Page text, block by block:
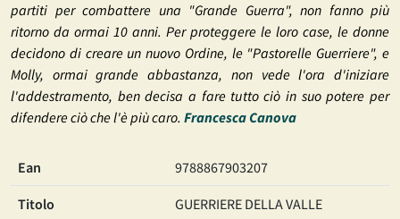
partiti per combattere una "Grande Guerra", non fanno più
ritorno da ormai 10 anni. Per proteggere le loro case, le donne
decidono di creare un nuovo Ordine, le "Pastorelle Guerriere", e
Molly, ormai grande abbastanza, non vede l'ora d'iniziare
l'addestramento, ben decisa a fare tutto ciò in suo potere per
difendere ciò che l'è più caro. Francesca Canova
Ean 9788867903207
Titolo GUERRIERE DELLA VALLE